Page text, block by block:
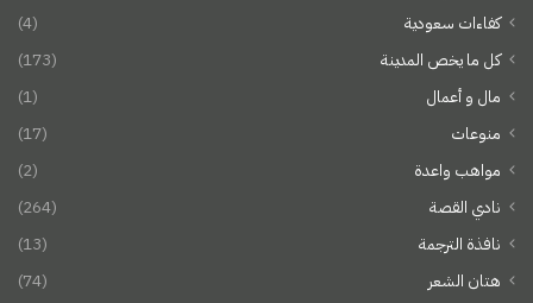
كفاءات سعودية
(4)
كل ما يخص المدينة
(173)
مال و أعمال
(1)
منوعات
(17)
مواهب واعدة
(2)
نادي القصة
(264)
نافذة الترجمة
(13)
هتان الشعر
(74)